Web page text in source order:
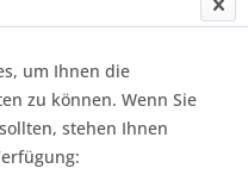
SCHWER
um Ihnen die
zu können. Wenn Sie
stehen Ihnen